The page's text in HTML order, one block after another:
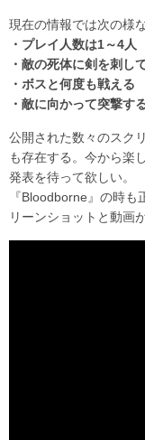
現在の情報では次の様
・プレイ人数は1～4人
・敵の死体に剣を刺し
・ボスと何度も戦える
・敵に向かって突撃す
公開された数々のスク
も存在する。今から楽
発表を待って欲しい。
『Bloodborne』の時
リーンショットと動画